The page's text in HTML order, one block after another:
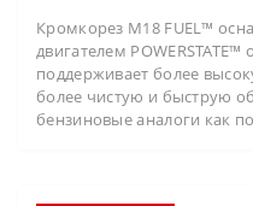
Кромкорез M18 FUEL™
двигателем
поддерживает более
более чистую и быструю
бензиновые аналоги как